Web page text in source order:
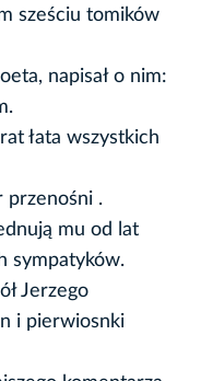
sześciu tomików
napisał o nim:
łata wszystkich
przenośni .
mu od lat
sympatyków.
Jerzego
i pierwiosnki